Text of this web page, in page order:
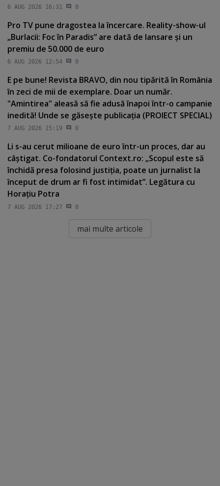
6 AUG 2026 16:31 0
Pro TV pune dragostea la încercare. Reality-show-ul
„Burlacii: Foc în Paradis” are dată de lansare şi un
premiu de 50.000 de euro
6 AUG 2026 12:54 0
E pe bune! Revista BRAVO, din nou tipărită în România
în zeci de mii de exemplare. Doar un număr.
"Amintirea" aleasă să fie adusă înapoi într-o campanie
inedită! Unde se găseşte publicaţia (PROIECT SPECIAL)
7 AUG 2026 15:19 0
Li s-au cerut milioane de euro într-un proces, dar au
câştigat. Co-fondatorul Context.ro: „Scopul este să
închidă presa folosind justiţia, poate un jurnalist la
început de drum ar fi fost intimidat”. Legătura cu
Horaţiu Potra
7 AUG 2026 17:27 0
mai multe articole